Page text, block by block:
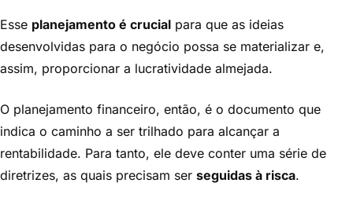
Esse planejamento é crucial para que as ideias
desenvolvidas para o negócio possa se materializar e,
assim, proporcionar a lucratividade almejada.
O planejamento financeiro, então, é o documento que
indica o caminho a ser trilhado para alcançar a
rentabilidade. Para tanto, ele deve conter uma série de
diretrizes, as quais precisam ser seguidas à risca.